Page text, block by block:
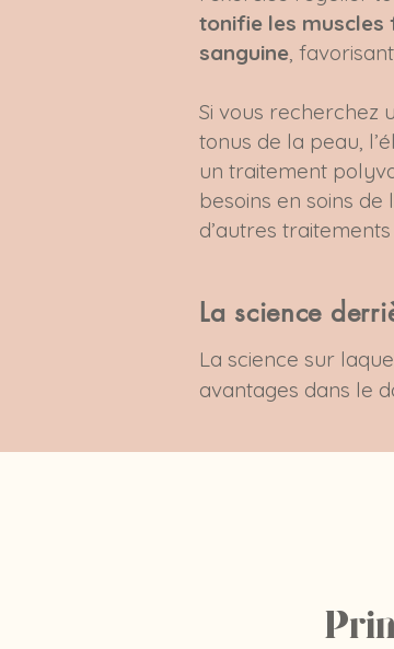
tonifie les muscles
sanguine,
Si vous recherchez
tonus de la peau,
un traitement
besoins en soins
d’autres
La science
La science sur
avantages dans le
électriques
relâchement et
peau jeune et